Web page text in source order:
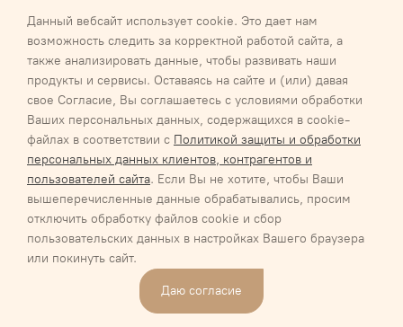
Данный вебсайт использует cookie. Это дает нам
возможность следить за корректной работой сайта, а
также анализировать данные, чтобы развивать наши
продукты и сервисы. Оставаясь на сайте и (или) давая
свое Согласие, Вы соглашаетесь с условиями обработки
Ваших персональных данных, содержащихся в cookie-
файлах в соответствии с Политикой защиты и обработки
персональных данных клиентов, контрагентов и
пользователей сайта. Если Вы не хотите, чтобы Ваши
вышеперечисленные данные обрабатывались, просим
отключить обработку файлов cookie и сбор
пользовательских данных в настройках Вашего браузера
или покинуть сайт.
Даю согласие
определяемой положениями Статьи 437 п.2 Гражданского
кодекса Российской Федерации.Для получения подробной
информации о наличии и стоимости указанных товаров и (или)
услуг, пожалуйста, обращайтесь к менеджеру
Галактика 2027Карта сайта
Соглашение об обработке персональных данных
Соглашение об обработке персональных данных
Обязательство о неразглашении информации, содержащей
персональные данные
Политика/положение обработки персональных данных ООО
«РЕСТОФУД»
Политика/положение обработки персональных данных